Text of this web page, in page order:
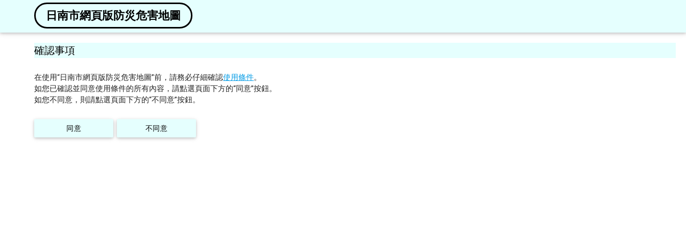
日南市網頁版防災危害地圖
確認事項
在使用“日南市網頁版防災危害地圖”前，請務必仔細確認使用條件。
如您已確認並同意使用條件的所有內容，請點選頁面下方的“同意”按鈕。
如您不同意，則請點選頁面下方的“不同意”按鈕。
同意 不同意